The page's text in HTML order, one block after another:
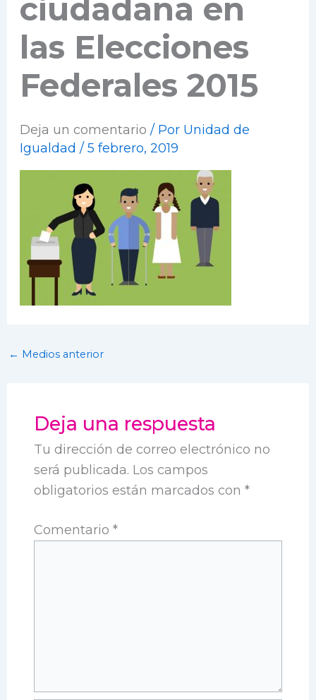
ciudadana en
las Elecciones
Federales 2015
Deja un comentario / Por Unidad de
Igualdad /5 febrero, 2019
← Medios anterior
Deja una respuesta
Tu dirección de correo electrónico no
será publicada. Los campos
obligatorios están marcados con*
Comentario*